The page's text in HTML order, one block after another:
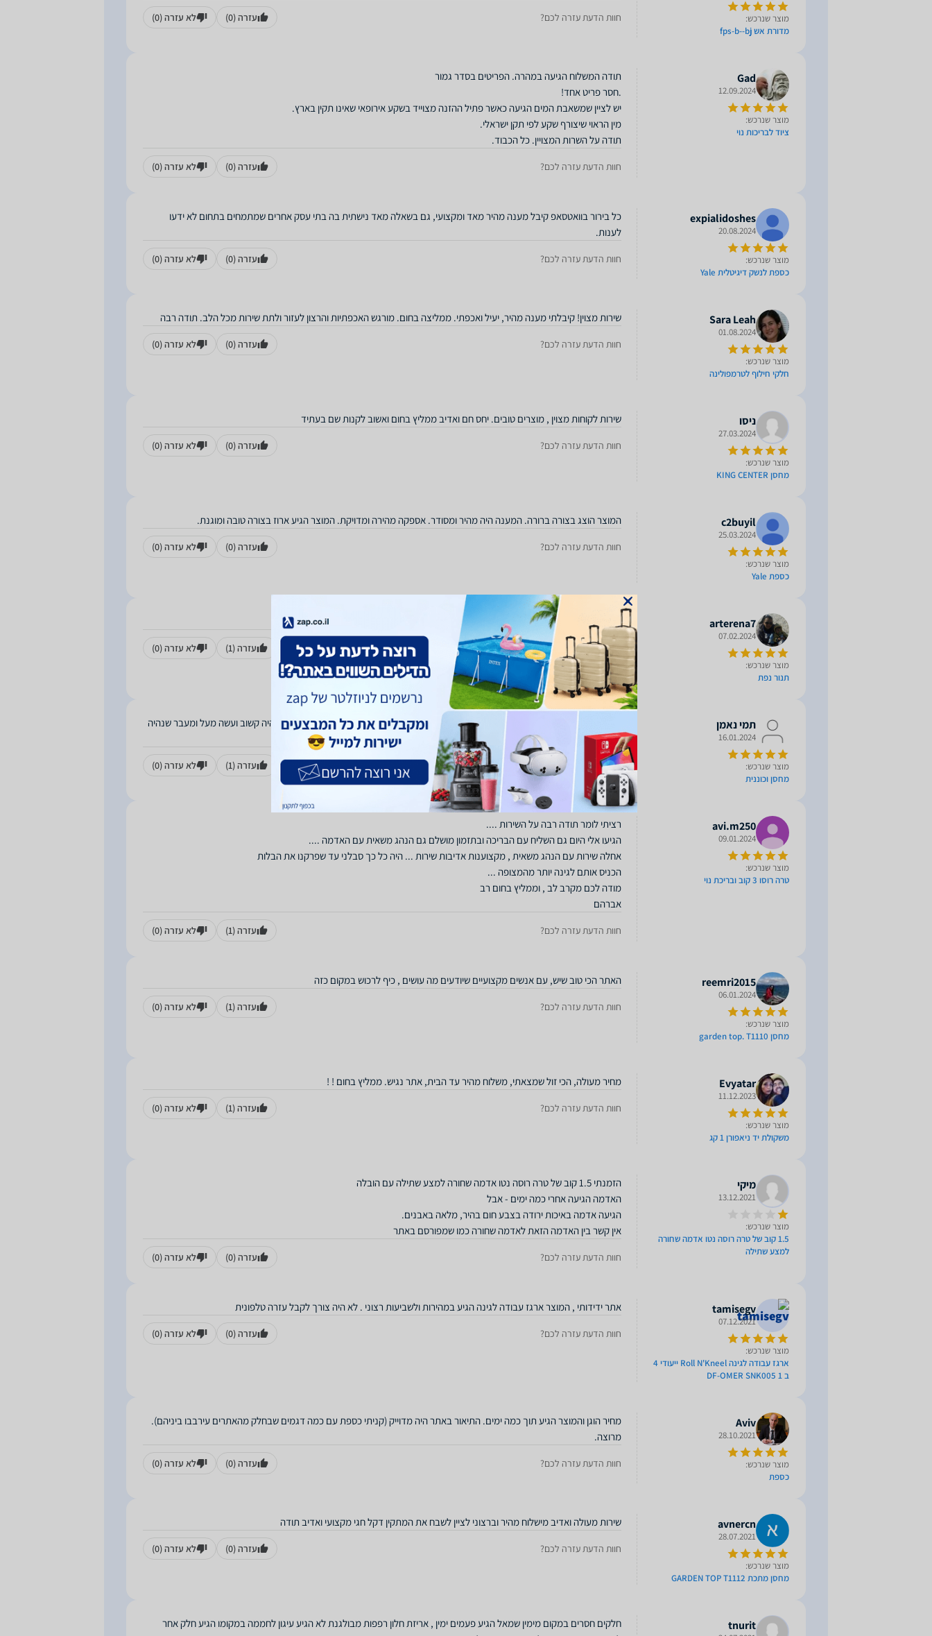
מוצר שנרכש:
מדורת אש fps-b--bj
חוות הדעת עזרה לכם? עזרה(0) לא עזרה(0)
Gad
12.09.2024
מוצר שנרכש:
ציוד לבריכות נוי
תודה על השרות המצויין. כל הכבוד.
חוות הדעת עזרה לכם? עזרה(0) לא עזרה(0)
expialidoshes
20.08.2024
מוצר שנרכש:
כספת לנשק דיגיטלית Yale
כל בירור בוואטסאפ קיבל מענה מהיר מאד ומקצועי, גם בשאלה מאד נישתית בה בתי עסק אחרים שמתמחים בתחום לא ידעו
לענות.
חוות הדעת עזרה לכם? עזרה(0) לא עזרה(0)
Sara Leah
01.08.2024
מוצר שנרכש:
חלקי חילוף לטרמפולינה
שירות מצוין! קיבלתי מענה מהיר, יעיל ואכפתי. ממליצה בחום. מורגש האכפתיות והרצון לעזור ולתת שירות מכל הלב. תודה רבה
חוות הדעת עזרה לכם? עזרה(0) לא עזרה(0)
ניסו
27.03.2024
מוצר שנרכש:
מחסן KING CENTER
שירות לקוחות מצוין , מוצרים טובים. יחס חם ואדיב ממליץ בחום ואשוב לקנות שם בעתיד
חוות הדעת עזרה לכם? עזרה(0) לא עזרה(0)
c2buyil
25.03.2024
מוצר שנרכש:
כספת Yale
המוצר הוצג בצורה ברורה. המענה היה מהיר ומסודר. אספקה מהירה ומדויקת. המוצר הגיע ארוז בצורה טובה ומוגנת.
חוות הדעת עזרה לכם? עזרה(0) לא עזרה(0)
arterena7
07.02.2024
מוצר שנרכש:
תנור נפת
קבלתי תנור נפת רוצה להגיד לכם תודה רבה על יחס על מענה ועל משלוח מהיר
חוות הדעת עזרה לכם? עזרה(1) לא עזרה(0)
תמי נאמן
16.01.2024
מוצר שנרכש:
מחסן וכוננית
אמינים ונחמדים, רוצה להודות במיוחד לעומרי על עזרה ושירות מדהימות ומקצועיות מכל הלב , היה קשוב ועשה מעל ומעבר שנהיה
מרוצים
חוות הדעת עזרה לכם? עזרה(1) לא עזרה(0)
avi.m250
09.01.2024
מוצר שנרכש:
טרה רוסו 3 קוב ובריכת נוי
אברהם
חוות הדעת עזרה לכם? עזרה(1) לא עזרה(0)
reemri2015
06.01.2024
מוצר שנרכש:
מחסן garden top. T1110
האתר הכי טוב שיש, עם אנשים מקצועיים שיודעים מה עושים , כיף לרכוש במקום כזה
חוות הדעת עזרה לכם? עזרה(1) לא עזרה(0)
Evyatar
11.12.2023
מוצר שנרכש:
משקולת יד ניאפורן 1 קג
מחיר מעולה, הכי זול שמצאתי, משלוח מהיר עד הבית, אתר נגיש. ממליץ בחום ! !
חוות הדעת עזרה לכם? עזרה(1) לא עזרה(0)
מיקי
13.12.2021
מוצר שנרכש:
1.5 קוב של טרה רוסה נטו אדמה שחורה
למצע שתילה
אין קשר בין האדמה הזאת לאדמה שחורה כמו שמפורסם באתר
חוות הדעת עזרה לכם? עזרה(0) לא עזרה(0)
tamisegv
07.12.2021
מוצר שנרכש:
ארגז עבודה לגינה Roll N'Kneel ייעודי 4
ב 1 DF-OMER SNK005
אתר ידידותי , המוצר ארגז עבודה לגינה הגיע במהירות ולשביעות רצוני . לא היה צורך לקבל עזרה טלפונית
חוות הדעת עזרה לכם? עזרה(0) לא עזרה(0)
Aviv
28.10.2021
מוצר שנרכש:
כספת
מחיר הוגן והמוצר הגיע תוך כמה ימים. התיאור באתר היה מדוייק (קניתי כספת עם כמה דגמים שבחלק מהאתרים עירבבו ביניהם).
מרוצה.
חוות הדעת עזרה לכם? עזרה(0) לא עזרה(0)
avnercn
28.07.2021
מוצר שנרכש:
מחסן מתכת GARDEN TOP T1112
שירות מעולה ואדיב מישלוח מהיר וברצוני לציין לשבח את המתקין דקל חגי מקצועי ואדיב תודה
חוות הדעת עזרה לכם? עזרה(0) לא עזרה(0)
tnurit
חלקים חסרים במקום מימין שמאל הגיע פעמים ימין , אריזת חלון רפפות מבולגנת לא הגיע עיגון לחממה במקומו הגיע חלק אחר